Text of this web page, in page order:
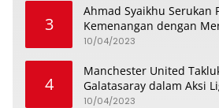
3
Ahmad Syaikhu Serukan
Kemenangan dengan
Soedirman
10/04/2023
4
Manchester United
Galatasaray dalam Aksi
10/04/2023